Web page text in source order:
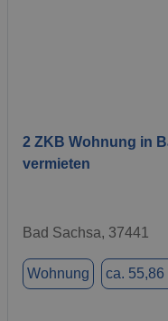
2 ZKB Wohnung in
vermieten
Bad Sachsa, 37441
Wohnung ca. 55,86